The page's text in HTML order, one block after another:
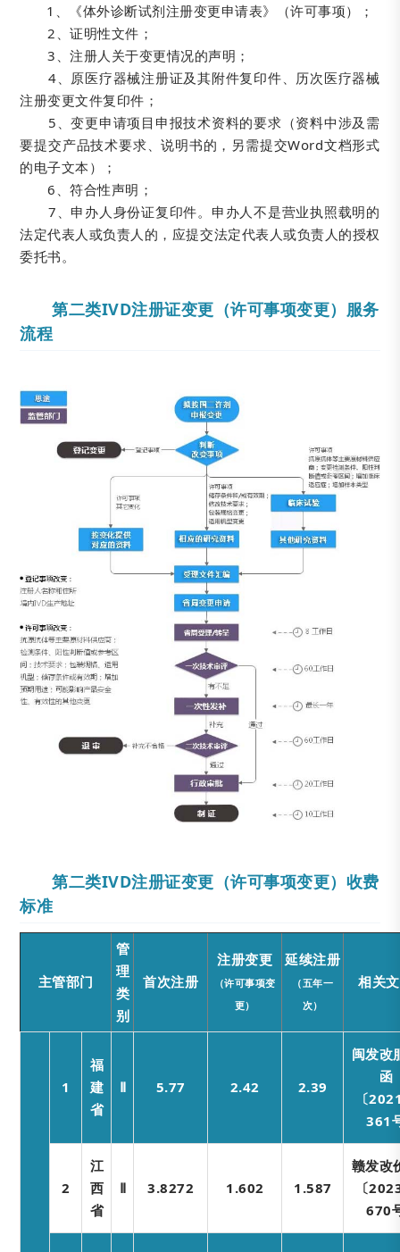
1、《体外诊断试剂注册变更申请表》（许可事项）；
2、证明性文件；
3、注册人关于变更情况的声明；
4、原医疗器械注册证及其附件复印件、历次医疗器械
注册变更文件复印件；
5、变更申请项目申报技术资料的要求（资料中涉及需
要提交产品技术要求、说明书的，另需提交Word文档形式
的电子文本）；
6、符合性声明；
7、申办人身份证复印件。申办人不是营业执照载明的
法定代表人或负责人的，应提交法定代表人或负责人的授权
委托书。
第二类IVD注册证变更（许可事项变更）服务
流程
第二类IVD注册证变更（许可事项变更）收费
标准
主管部门
管
理
类
别
首次注册
注册变更
（许可事项变
更）
延续注册
（五年一
次）
相关
1
福
建
省
Ⅱ 5.77 2.42 2.39
闽发改
函
〔
361
2
江
西
省
Ⅱ 3.8272 1.602 1.587
赣发改
〔
670